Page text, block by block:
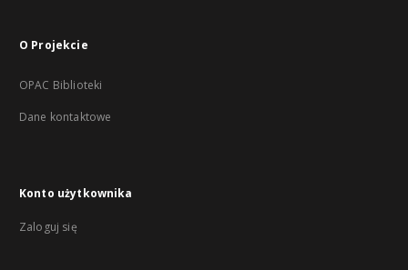
O Projekcie
OPAC Biblioteki
Dane kontaktowe
Konto użytkownika
Zaloguj się